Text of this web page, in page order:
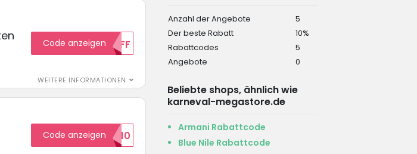
WEITERE INFORMATIONEN
Code anzeigen15OFF
Code anzeigen
WILKOMMEN10
Anzahl der Angebote
5
Der beste Rabatt
10%
Rabattcodes
5
Angebote
0
Beliebte shops, ähnlich wie
karneval-megastore.de
Armani Rabattcode
Blue Nile Rabattcode